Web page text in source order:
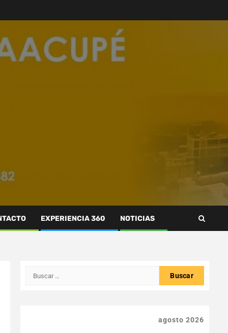
EXPERIENCIA 360 NOTICIAS
Buscar:
agosto 2026